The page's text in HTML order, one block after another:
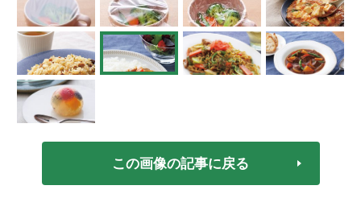
この画像の記事に戻る